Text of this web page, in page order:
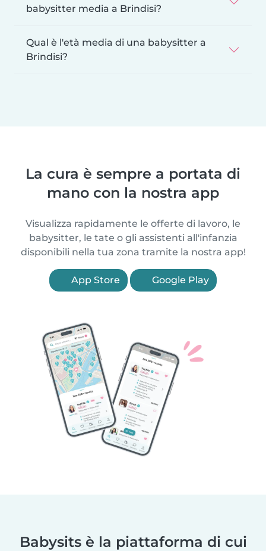
babysitter media a Brindisi?
Qual è l'età media di una babysitter a
Brindisi?
La cura è sempre a portata di
mano con la nostra app
Visualizza rapidamente le offerte di lavoro, le
babysitter, le tate o gli assistenti all'infanzia
disponibili nella tua zona tramite la nostra app!
App Store Google Play
Babysits è la piattaforma di cui